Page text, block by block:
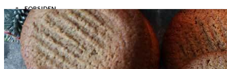
FORSIDEN
SHOP
Jul
Råvarer
Køkkengrej
Bolig
DIY skønhedspleje